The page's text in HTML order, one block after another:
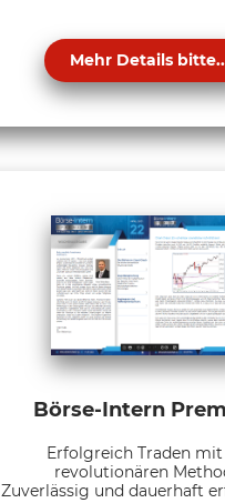
Mehr Details
Börse-Intern
Erfolgreich Traden mit
revolutionären
Zuverlässig und dauerhaft